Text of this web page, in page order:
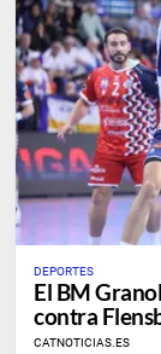
DEPORTES
​El BM
contra
CATNOTICIAS.ES